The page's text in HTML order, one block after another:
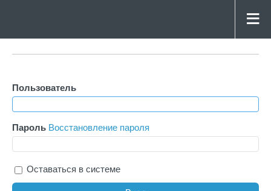
Пользователь
Пароль Восстановление пароля
Оставаться в системе